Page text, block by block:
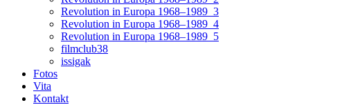
Revolution in Europa 1968–1989_3
Revolution in Europa 1968–1989_4
Revolution in Europa 1968–1989_5
filmclub38
issigak
Fotos
Vita
Kontakt